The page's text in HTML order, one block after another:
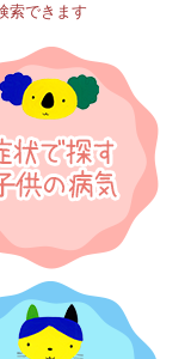
索できます